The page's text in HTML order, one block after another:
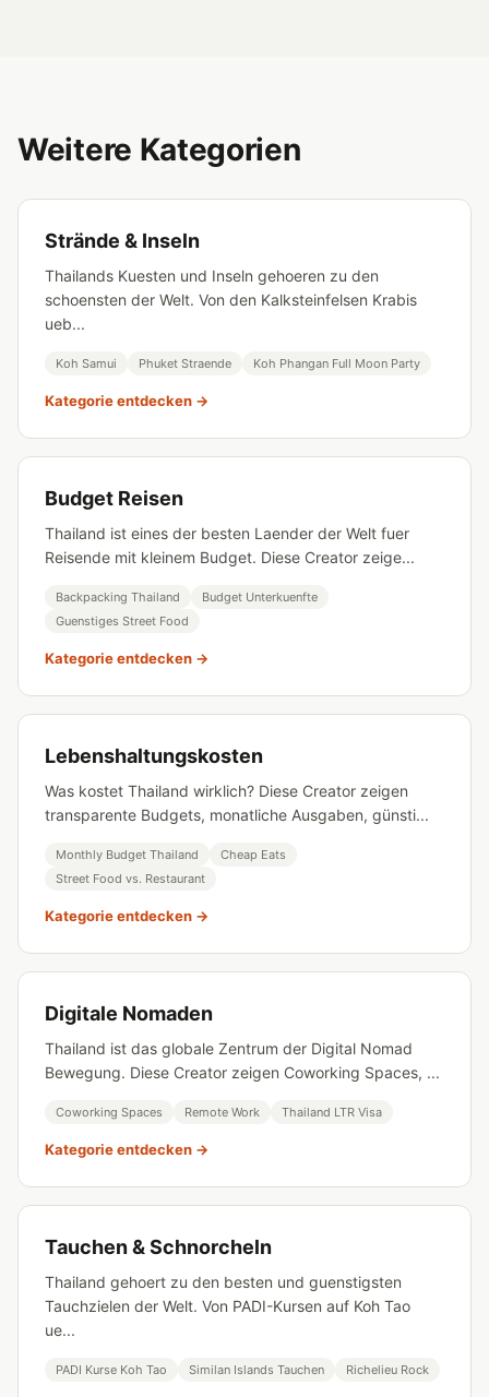
Weitere Kategorien
Strände & Inseln
Thailands Kuesten und Inseln gehoeren zu den
schoensten der Welt. Von den Kalksteinfelsen Krabis
ueb...
Koh Samui Phuket Straende Koh Phangan Full Moon Party
Kategorie entdecken →
Budget Reisen
Thailand ist eines der besten Laender der Welt fuer
Reisende mit kleinem Budget. Diese Creator zeige...
Backpacking Thailand
Budget Unterkuenfte
Guenstiges Street Food
Kategorie entdecken →
Lebenshaltungskosten
Was kostet Thailand wirklich? Diese Creator zeigen
transparente Budgets, monatliche Ausgaben, günsti...
Monthly Budget Thailand
Cheap Eats
Street Food vs. Restaurant
Kategorie entdecken →
Digitale Nomaden
Thailand ist das globale Zentrum der Digital Nomad
Bewegung. Diese Creator zeigen Coworking Spaces, ...
Coworking Spaces Remote Work Thailand LTR Visa
Kategorie entdecken →
Tauchen & Schnorcheln
Thailand gehoert zu den besten und guenstigsten
Tauchzielen der Welt. Von PADI-Kursen auf Koh Tao
ue...
PADI Kurse Koh Tao Similan Islands Tauchen Richelieu Rock